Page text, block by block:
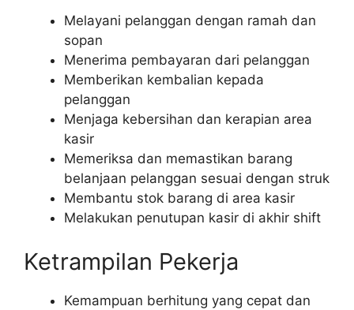
Melayani pelanggan dengan ramah dan
sopan
Menerima pembayaran dari pelanggan
Memberikan kembalian kepada
pelanggan
Menjaga kebersihan dan kerapian area
kasir
Memeriksa dan memastikan barang
belanjaan pelanggan sesuai dengan struk
Membantu stok barang di area kasir
Melakukan penutupan kasir di akhir shift
Ketrampilan Pekerja
Kemampuan berhitung yang cepat dan